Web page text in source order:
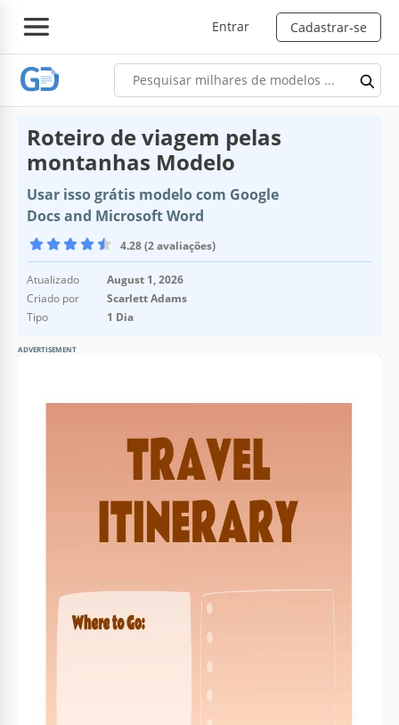
Entrar Cadastrar-se
Roteiro de viagem pelas
montanhas Modelo
Usar isso grátis modelo com Google
Docs and Microsoft Word
4.28 (2 avaliações)
Atualizado
August 1, 2026
Criado por
Scarlett Adams
Tipo
1 Dia
ADVERTISEMENT